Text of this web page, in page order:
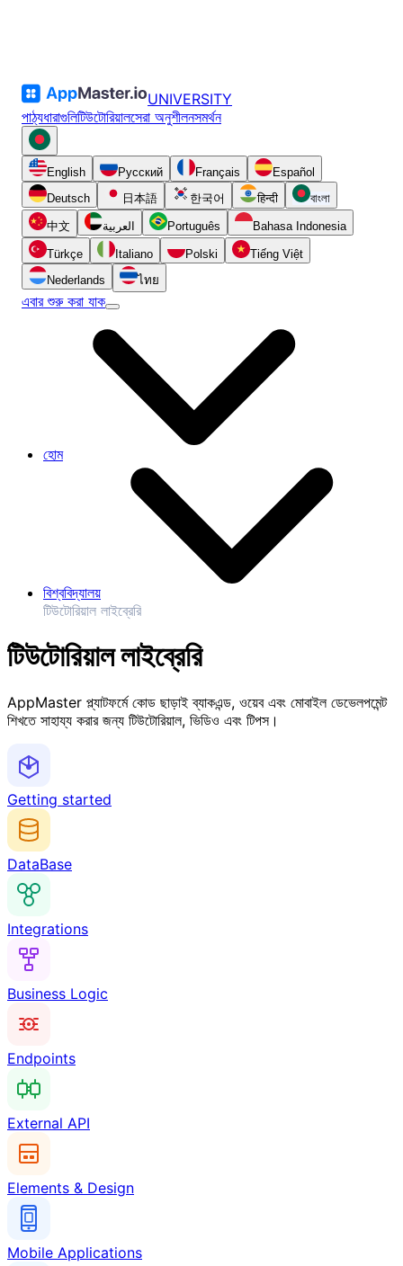
UNIVERSITY
পাঠ্যধারাগুলিটিউটোরিয়ালসেরা অনুশীলনসমর্থন
English Русский Français
Español
Deutsch
日本語 한국어 हिन्दी বাংলা
中文 العربية Português Bahasa Indonesia
Türkçe Italiano Polski
Tiếng Việt
Nederlands
ไทย
এবার শুরু করা যাক
হোম
বিশ্ববিদ্যালয়
টিউটোরিয়াল লাইব্রেরি
টিউটোরিয়াল লাইব্রেরি
AppMaster প্ল্যাটফর্মে কোড ছাড়াই ব্যাকএন্ড, ওয়েব এবং মোবাইল ডেভেলপমেন্ট
শিখতে সাহায্য করার জন্য টিউটোরিয়াল, ভিডিও এবং টিপস।
Getting started
DataBase
Integrations
Business Logic
Endpoints
External API
Elements & Design
Mobile Applications